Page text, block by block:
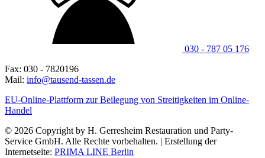
030 - 787 05 176
Fax: 030 - 7820196
Mail: info@tausend-tassen.de
EU-Online-Plattform zur Beilegung von Streitigkeiten im Online-
Handel
© 2026 Copyright by H. Gerresheim Restauration und Party-
Service GmbH. Alle Rechte vorbehalten. | Erstellung der
Internetseite: PRIMA LINE Berlin